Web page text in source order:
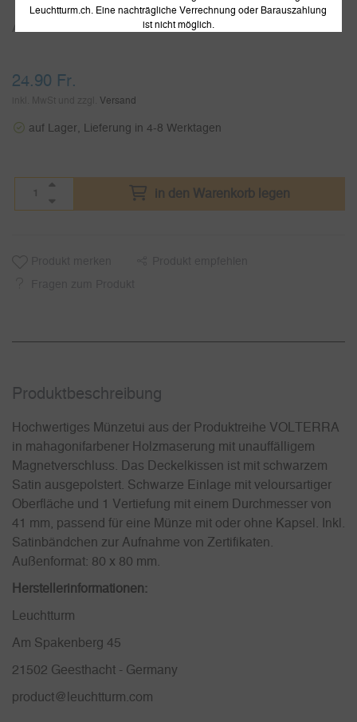
24.90 Fr.
Versand
auf Lager, Lieferung in 4-8 Werktagen
in den Warenkorb legen
Produkt­beschreibung
Hochwertiges Münzetui aus der Produktreihe VOLTERRA
in mahagonifarbener Holzmaserung mit unauffälligem
Magnetverschluss. Das Deckelkissen ist mit schwarzem
Satin ausgepolstert. Schwarze Einlage mit veloursartiger
Oberfläche und 1 Vertiefung mit einem Durchmesser von
41 mm, passend für eine Münze mit oder ohne Kapsel. Inkl.
Satinbändchen zur Aufnahme von Zertifikaten.
Außenformat: 80 x 80 mm.
Herstellerinformationen:
Leuchtturm
Am Spakenberg 45
21502 Geesthacht - Germany
product@leuchtturm.com
Leuchtturm.ch. Eine nachträgliche Verrechnung oder Barauszahlung
ist nicht möglich.